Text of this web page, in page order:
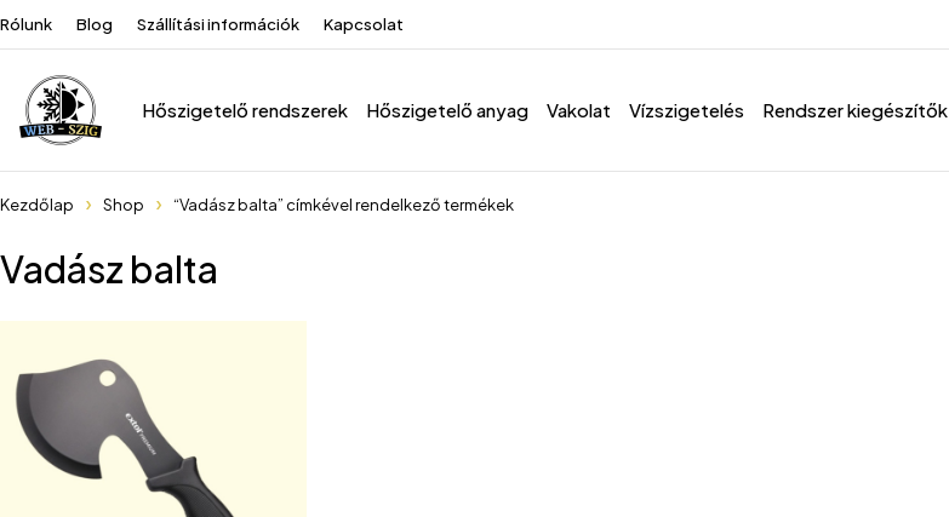
Rólunk Blog Szállítási információk Kapcsolat
Hőszigetelő rendszerek Hőszigetelő anyag Vakolat Vízszigetelés Rendszer kiegészítők
Kezdőlap Shop “Vadász balta” címkével rendelkező termékek
Vadász balta